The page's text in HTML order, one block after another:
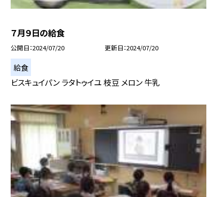
７月９日の給食
公開日 2024/07/20 更新日 2024/07/20
給食
ビスキュイパン ラタトゥイユ 枝豆 メロン 牛乳